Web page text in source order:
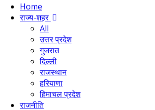
Home
राज्य-शहर
All
उत्तर प्रदेश
गुजरात
दिल्ली
राजस्थान
हरियाणा
हिमाचल प्रदेश
राजनीति